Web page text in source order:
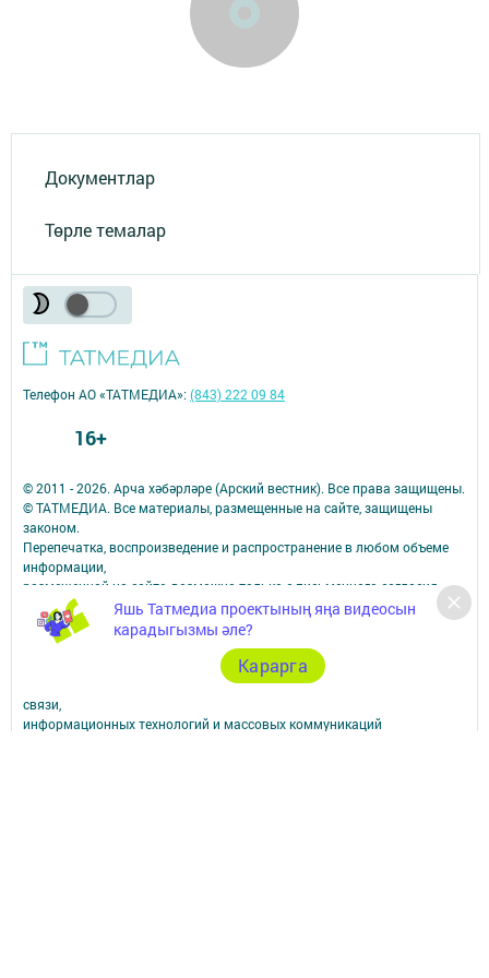
Документлар
Төрле темалар
Яшь Татмедиа проектының яңа видеосын
карадыгызмы әле?
Карарга
© 2011 - 2026. Арча хәбәрләре (Арский вестник). Все права защищены.
© ТАТМЕДИА. Все материалы, размещенные на сайте, защищены
законом.
Перепечатка, воспроизведение и распространение в любом объеме
информации,
размещенной на сайте, возможна только с письменного согласия
редакций СМИ.
При поддержке Республиканского агентства по печати и массовым
коммуникациям.
Наименование СМИ: Арча хәбәрләре (Арский вестник)
СМИ зарегистрировано Федеральной службой по надзору в сфере
связи,
информационных технологий и массовых коммуникаций
Телефон АО «ТАТМЕДИА»:(843) 222 09 84
16+